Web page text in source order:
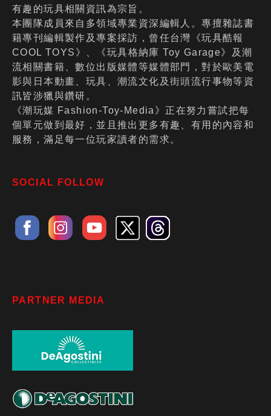
有趣的玩具相關資訊為宗旨。
本團隊成員來自多領域專業資深編輯人。專擅雜誌書
籍專刊編輯製作及專案採訪，曾任台灣《玩具酷報
COOL TOYS》、《玩具格納庫 Toy Garage》及潮
流相關書籍、數位出版媒體等媒體部門，對於歐美電
影與日本動畫、玩具、潮流文化及街頭流行事物等資
訊皆涉獵與鑽研。
《潮玩媒 Fashion-Toy-Media》正在努力嘗試把每
個單元做到最好，並且推出更多有趣、有用的內容和
服務，滿足每一位玩家讀者的需求。
SOCIAL FOLLOW
PARTNER MEDIA